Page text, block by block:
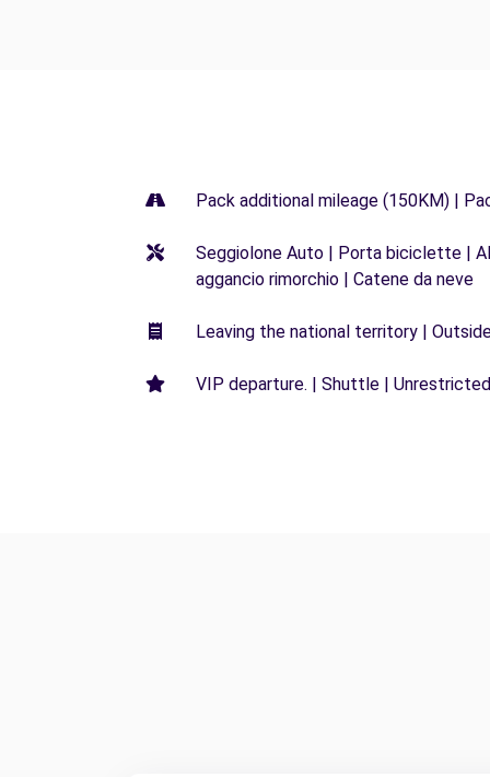
Pack additional mileage (150KM) |
Seggiolone Auto | Porta biciclette |
aggancio rimorchio | Catene da neve
Leaving the national territory |
VIP departure. | Shuttle |